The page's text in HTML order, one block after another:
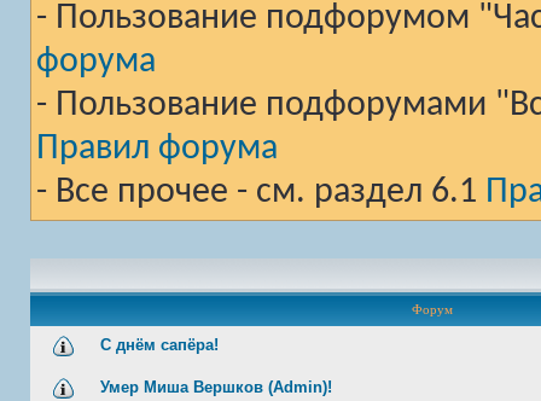
- Пользование подфорумом
форума
- Пользование подфорумами
Правил форума
- Все прочее - см. раздел 6.1
Форум
С днём сапёра!
Умер Миша Вершков (Admin)!